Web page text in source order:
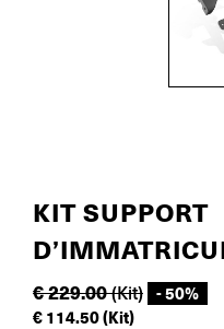
KIT SUPPORT
€229.00(Kit) - 50%
€ 114.50(Kit)